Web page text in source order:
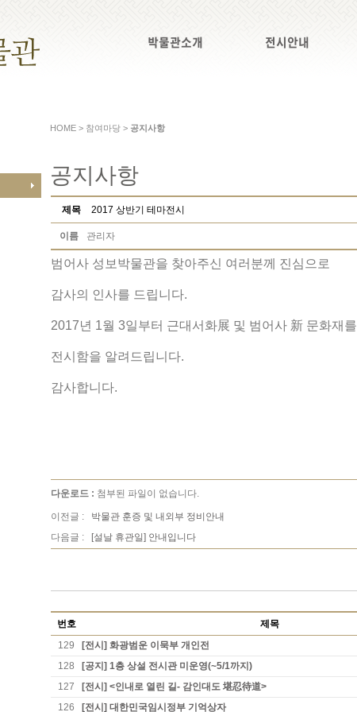
박물관소개 전시안내
HOME > 참여마당 > 공지사항
공지사항
제목 2017 상반기 테마전시
이름 관리자
범어사 성보박물관을 찾아주신 여러분께 진심으로
감사의 인사를 드립니다.
2017년 1월 3일부터 근대서화展 및 범어사 新 문화재를
전시함을 알려드립니다.
감사합니다.
다운로드 : 첨부된 파일이 없습니다.
이전글 : 박물관 훈증 및 내외부 정비안내
다음글 :
[설날 휴관일] 안내입니다
번호
제목
129
[전시] 화광범운 이묵부 개인전
128
[공지] 1층 상설 전시관 미운영(~5/1까지)
127
[전시] <인내로 열린 길- 감인대도 堪忍待道>
126
[전시] 대한민국임시정부 기억상자